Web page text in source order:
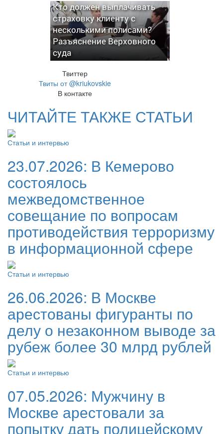
Кто должен выплачивать
страховку клиенту с
несколькими полисами?
Разъяснение Верховного
суда
Твиттер
Твиты от @kriukovskie
В контакте
ЧИТАЙТЕ ТАКЖЕ СТАТЬИ
Статьи и интервью
23.07.2026: В Кемерово
состоялось
межведомственное
совещание по вопросам
противодействия терроризму
в информационной сфере
Статьи и интервью
26.06.2026: В Москве
арестованы фигуранты по
делу о незаконном выводе за
рубеж более 30 млрд рублей
Статьи и интервью
07.05.2026: Мужчину в
Москве арестовали за
попытку дать полицейскому